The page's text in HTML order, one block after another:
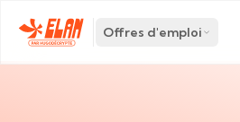
Offres d'emploi